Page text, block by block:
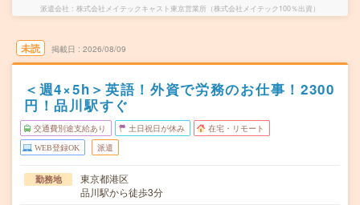
派遣会社 株式会社メイテックキャスト東京営業所（株式会社メイテック100％出資）
未読 掲載日 2026/08/09
＜週4×5h＞英語！外資で労務のお仕事！2300
円！品川駅すぐ
交通費別途支給あり 土日祝日が休み 在宅・リモート
WEB登録OK 派遣
勤務地
東京都港区
品川駅から徒歩3分